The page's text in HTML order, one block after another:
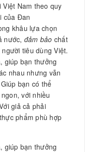
Nam theo quy
của Đan
khâu lựa chọn
nước, đảm bảo chất
tiêu dùng Việt.
giúp bạn thưởng
nhau nhưng vẫn
bạn có thể
với nhiều
giả cả phải
phẩm phù hợp
giúp bạn thưởng